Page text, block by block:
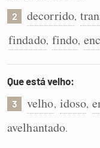
Caça-palavras
Dicionário
2 decorrido,
findado, findo,
Que está velho:
3 velho, idoso,
avelhantado.